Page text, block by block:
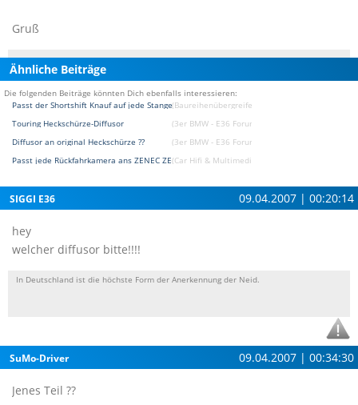
Gruß
Ähnliche Beiträge
Die folgenden Beiträge könnten Dich ebenfalls interessieren:
Passt der Shortshift Knauf auf jede Stange?(Baureihenübergreifendes Forum)
Touring Heckschürze-Diffusor
(3er BMW - E36 Forum)
Diffusor an original Heckschürze ??
(3er BMW - E36 Forum)
Passt jede Rückfahrkamera ans ZENEC ZE-MC 172(Car Hifi & Multimedia & Navigation Forum)
SIGGI E36 09.04.2007 | 00:20:14
hey
welcher diffusor bitte!!!!
In Deutschland ist die höchste Form der Anerkennung der Neid.
SuMo-Driver 09.04.2007 | 00:34:30
Jenes Teil ??